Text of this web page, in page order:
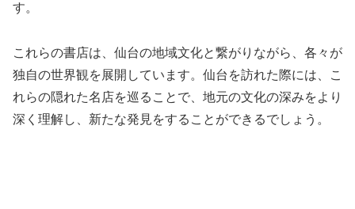
す。
これらの書店は、仙台の地域文化と繋がりながら、各々が
独自の世界観を展開しています。仙台を訪れた際には、こ
れらの隠れた名店を巡ることで、地元の文化の深みをより
深く理解し、新たな発見をすることができるでしょう。